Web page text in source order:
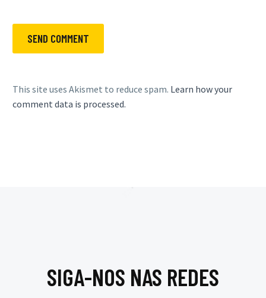
SEND COMMENT
This site uses Akismet to reduce spam. Learn how your
comment data is processed.
SIGA-NOS NAS REDES